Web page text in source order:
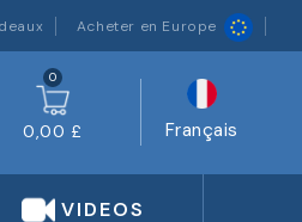
Acheter en Europe
0
0,00 £ Français
VIDEOS